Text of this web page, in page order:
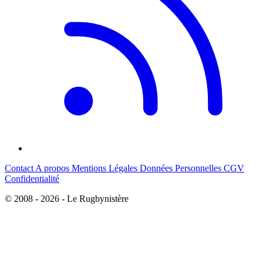
Contact A propos Mentions Légales Données Personnelles CGV
Confidentialité
© 2008 - 2026 - Le Rugbynistère